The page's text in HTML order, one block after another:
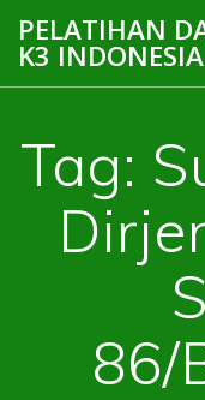
PELATIHAN
K3 INDONESIA
Tag:
86/